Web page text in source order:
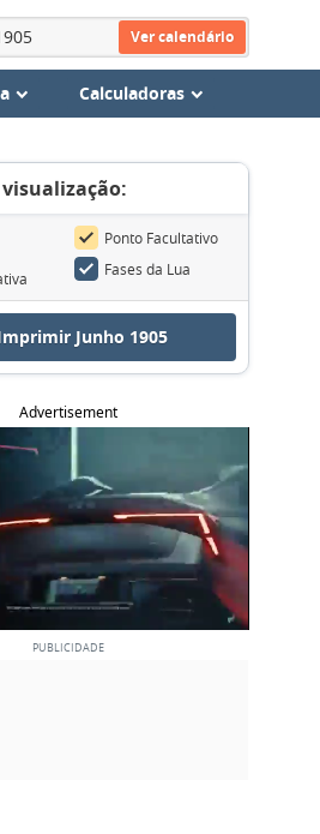
Ver calendário
Calculadoras
visualização:
Ponto Facultativo
Fases da Lua
Junho 1905
Advertisement